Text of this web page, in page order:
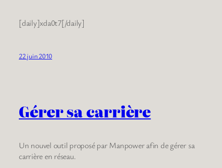
[daily]xda0t7[/daily]
22 juin 2010
Gérer sa carrière
Un nouvel outil proposé par Manpower afin de gérer sa
carrière en réseau.